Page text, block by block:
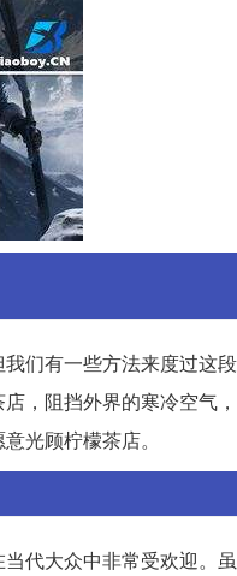
们有一些方法来度过这
，阻挡外界的寒冷空气
光顾柠檬茶店。
代大众中非常受欢迎。